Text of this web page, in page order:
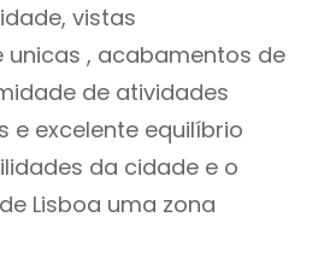
vistas
unicas , acabamentos de
de atividades
e excelente equilíbrio
da cidade e o
Lisboa uma zona